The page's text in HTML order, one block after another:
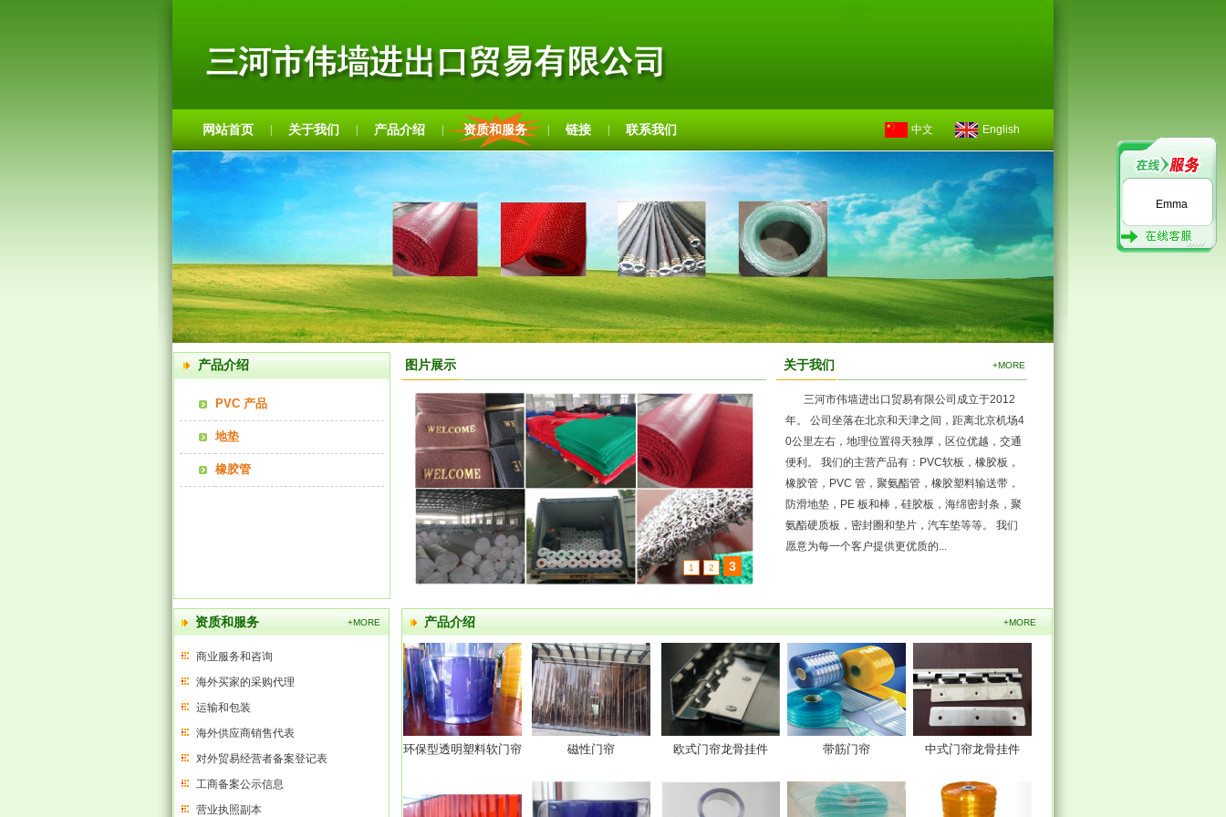
网站首页 关于我们 产品介绍 资质和服务 链接 联系我们 中文 English
产品介绍
PVC 产品
地垫
橡胶管
图片展示
1 2 3
关于我们 +MORE
三河市伟墙进出口贸易有限公司成立于2012
年。 公司坐落在北京和天津之间，距离北京机场4
0公里左右，地理位置得天独厚，区位优越，交通
便利。 我们的主营产品有：PVC软板，橡胶板，
橡胶管，PVC 管，聚氨酯管，橡胶塑料输送带，
防滑地垫，PE 板和棒，硅胶板，海绵密封条，聚
氨酯硬质板，密封圈和垫片，汽车垫等等。 我们
愿意为每一个客户提供更优质的...
资质和服务 +MORE
商业服务和咨询
海外买家的采购代理
运输和包装
海外供应商销售代表
对外贸易经营者备案登记表
工商备案公示信息
营业执照副本
产品介绍 +MORE
环保型透明塑料软门帘 磁性门帘 欧式门帘龙骨挂件 带筋门帘 中式门帘龙骨挂件
Emma